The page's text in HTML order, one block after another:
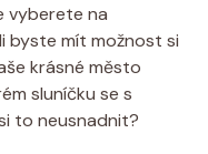
vyberete na
byste mít možnost si
krásné město
sluníčku se s
to neusnadnit?